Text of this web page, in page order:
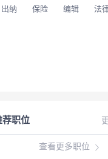
出纳 保险 编辑
法
荐职位
查看更多职位